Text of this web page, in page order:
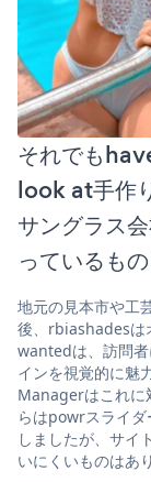
それでも
look at手作
サングラス
っているも
地元の見本市や工
後、rbiashadesは
wantedは、訪問
インを視覚的に魅
Managerはこれに
らはpowrスライ
しましたが、サイ
いにくいものはあ